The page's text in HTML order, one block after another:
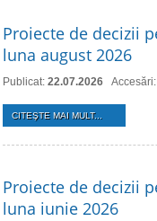
Proiecte de decizii
luna august 2026
Publicat: 22.07.2026
CITEŞTE MAI MULT...
Proiecte de decizii
luna iunie 2026